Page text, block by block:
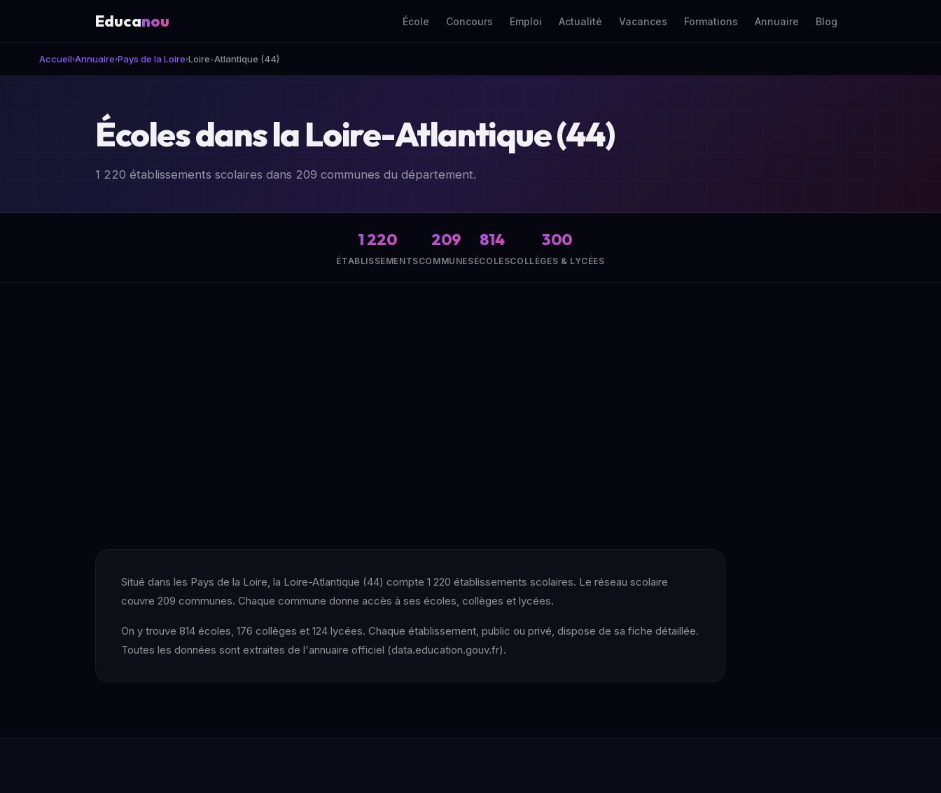
Educanou École Concours Emploi Actualité Vacances Formations Annuaire Blog
Accueil›Annuaire›Pays de la Loire›Loire-Atlantique (44)
Écoles dans la Loire-Atlantique (44)
1 220 établissements scolaires dans 209 communes du département.
1 220
ÉTABLISSEMENTS
209
COMMUNES
814
ÉCOLES
300
COLLÈGES & LYCÉES
Situé dans les Pays de la Loire, la Loire-Atlantique (44) compte 1 220 établissements scolaires. Le réseau scolaire
couvre 209 communes. Chaque commune donne accès à ses écoles, collèges et lycées.
On y trouve 814 écoles, 176 collèges et 124 lycées. Chaque établissement, public ou privé, dispose de sa fiche détaillée.
Toutes les données sont extraites de l'annuaire officiel (data.education.gouv.fr).